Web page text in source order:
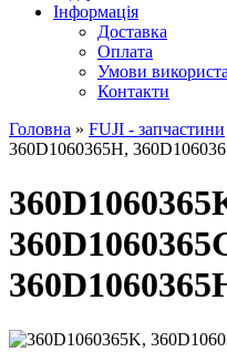
Інформація
Доставка
Оплата
Умови
Контакти
Головна » FUJI - запчастини
360D1060365H,